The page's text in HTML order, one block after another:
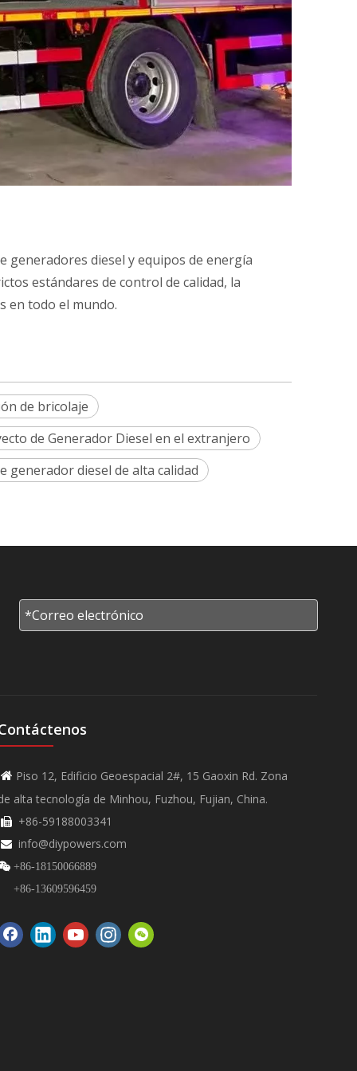
generadores diesel y equipos de energía
estándares de control de calidad, la
en todo el mundo.
de bricolaje
de Generador Diesel en el extranjero
generador diesel de alta calidad
 Piso 12, Edificio Geoespacial 2#, 15 Gaoxin Rd. Zona
alta tecnología de Minhou, Fuzhou, Fujian, China.
 +86-59188003341
 info@diypowers.com
+86-18150066889
+86-13609596459